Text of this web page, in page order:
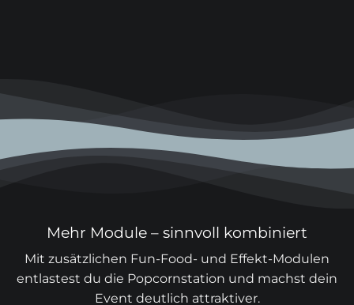
Mehr Module – sinnvoll kombiniert
Mit zusätzlichen Fun-Food- und Effekt-Modulen
entlastest du die Popcornstation und machst dein
Event deutlich attraktiver.